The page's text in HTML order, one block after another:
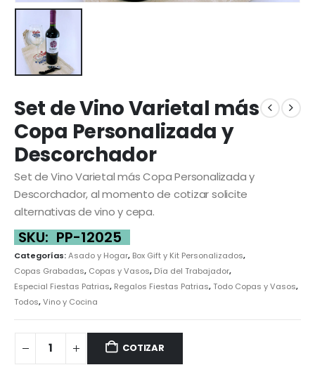
Set de Vino Varietal más
Copa Personalizada y
Descorchador
Set de Vino Varietal más Copa Personalizada y
Descorchador, al momento de cotizar solicite
alternativas de vino y cepa.
SKU: PP-12025
Categorías:Asado y Hogar, Box Gift y Kit Personalizados,
Copas Grabadas, Copas y Vasos, Día del Trabajador,
Especial Fiestas Patrias, Regalos Fiestas Patrias,Todo Copas y Vasos,
Todos,Vino y Cocina
COTIZAR